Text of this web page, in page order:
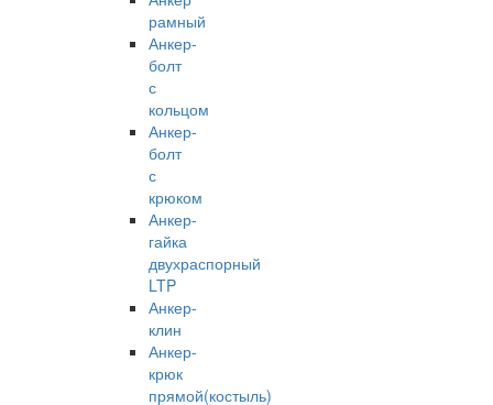
рамный
Анкер-
болт
с
кольцом
Анкер-
болт
с
крюком
Анкер-
гайка
двухраспорный
LTP
Анкер-
клин
Анкер-
крюк
прямой(костыль)